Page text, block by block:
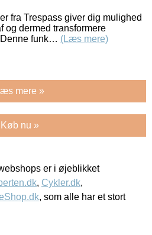
fra Trespass giver dig mulighed
og dermed transformere
Denne funk… (Læs mere)
mere »
Køb nu »
er i øjeblikket
, Cykler.dk,
, som alle har et stort